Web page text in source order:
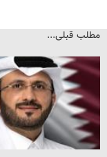
مطلب قبلی...